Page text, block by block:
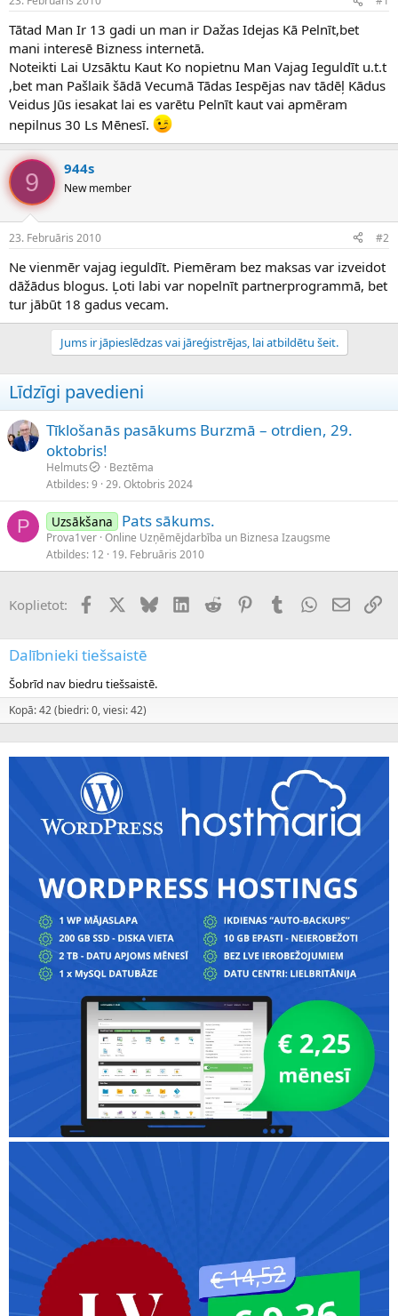
n
a
u
z
s
ā
c
ē
j
a
t
u
m
s
Tātad Man Ir 13 gadi un man ir Dažas Idejas Kā Pelnīt,bet
mani interesē Bizness internetā.
Noteikti Lai Uzsāktu Kaut Ko nopietnu Man Vajag Ieguldīt u.t.t
,bet man Pašlaik šādā Vecumā Tādas Iespējas nav tādēļ Kādus
Veidus Jūs iesakat lai es varētu Pelnīt kaut vai apmēram
nepilnus 30 Ls Mēnesī.
9 944s
New member
23. Februāris 2010 #2
Ne vienmēr vajag ieguldīt. Piemēram bez maksas var izveidot
dāžādus blogus. Ļoti labi var nopelnīt partnerprogrammā, bet
tur jābūt 18 gadus vecam.
Jums ir jāpieslēdzas vai jāreģistrējas, lai atbildētu šeit.
Līdzīgi pavedieni
Tīklošanās pasākums Burzmā – otrdien, 29.
oktobris!
Helmuts
Beztēma
Atbildes 9 29. Oktobris 2024
P Uzsākšana Pats sākums.
Prova1ver Online Uzņēmējdarbība un Biznesa Izaugsme
Atbildes 12 19. Februāris 2010
Koplietot: FacebookX (Twitter)
BlueskyLinkedInReddit PinterestTumblrWhatsApp
E-pasts
Dalībnieki tiešsaistē
Šobrīd nav biedru tiešsaistē.
Kopā: 42 (biedri: 0, viesi: 42)